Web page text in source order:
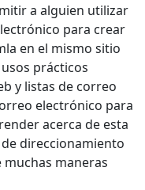
a alguien utilizar
para crear
en el mismo sitio
prácticos
y listas de correo
electrónico para
acerca de esta
direccionamiento
muchas maneras